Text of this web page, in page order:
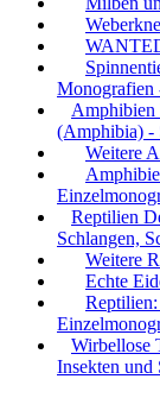
Monografien
Amphibien
(Amphibia) -
Weitere
Reptilien
Schlangen,
Weitere
Echte
Reptilien:
Wirbellose
Insekten und